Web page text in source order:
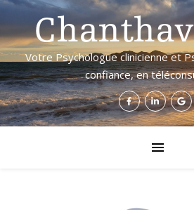
Votre Psychologue clinicienne et
confiance, en